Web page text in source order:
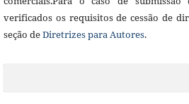
verificados os requisitos de cessão de
seção deDiretrizes para Autores.